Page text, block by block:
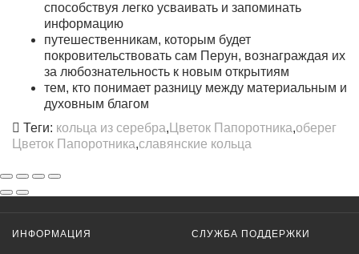
способствуя легко усваивать и запоминать
информацию
путешественникам, которым будет
покровительствовать сам Перун, вознаграждая их
за любознательность к новым открытиям
тем, кто понимает разницу между материальным и
духовным благом
Теги: кольца из серебра, Цветок Папоротника,оберег
Цветок Папоротника,славянские кольца
ИНФОРМАЦИЯ СЛУЖБА ПОДДЕРЖКИ